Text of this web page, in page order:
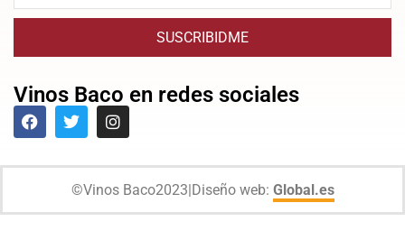
SUSCRIBIDME
Vinos Baco en redes sociales
©Vinos Baco2023|Diseño web: Global.es